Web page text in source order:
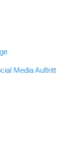
Media Auftritt